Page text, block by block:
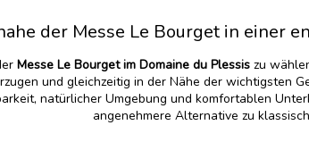
der Messe Le Bourget in einer
Messe Le Bourget im Domaine du Plessiszu
und gleichzeitig in der Nähe der wichtigsten
natürlicher Umgebung und komfortablen
angenehmere Alternative zu